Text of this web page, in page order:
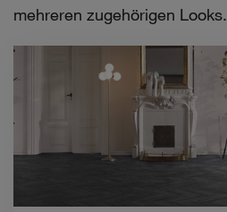
mehreren zugehörigen Looks.